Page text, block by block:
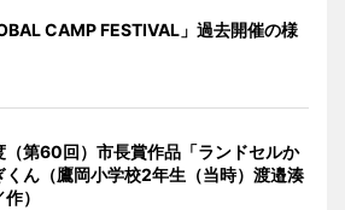
CAMP FESTIVAL」過去開催の様
（第60回）市長賞作品「ランドセルか
くん（鷹岡小学校2年生（当時）渡邉湊
）